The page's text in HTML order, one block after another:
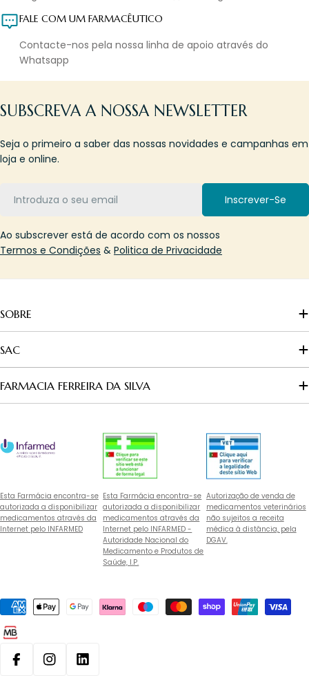
FALE COM UM FARMACÊUTICO
Contacte-nos pela nossa linha de apoio através do
Whatsapp
SUBSCREVA A NOSSA NEWSLETTER
Seja o primeiro a saber das nossas novidades e campanhas em
loja e online.
Inscrever-Se
Ao subscrever está de acordo com os nossos
Termos e Condições & Politica de Privacidade
SOBRE
SAC
FARMACIA FERREIRA DA SILVA
Esta Farmácia encontra-se
autorizada a disponibilizar
medicamentos através da
Internet pelo INFARMED
Esta Farmácia encontra-se
autorizada a disponibilizar
medicamentos através da
Internet pelo INFARMED -
Autoridade Nacional do
Medicamento e Produtos de
Saúde, I.P.
Autorização de venda de
medicamentos veterinários
não sujeitos a receita
médica à distância, pela
DGAV.
Métodos
pagamento
FacebookInstagramLinkedin